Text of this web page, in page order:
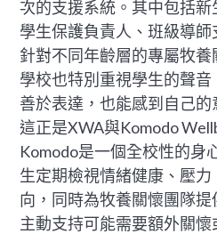
次的支援系統。其中包括新
學生保護負責人、班級導
針對不同年齡層的專屬牧養
學校也特別重視學生的聲
善於表達，也能感到自己的
這正是XWA與Komodo
Komodo是一個全校性的身
生定期檢視情緒健康、壓
向，同時為牧養關懷團隊
主動支持可能需要額外關懷